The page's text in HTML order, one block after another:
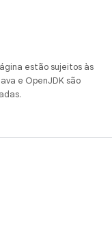
estão sujeitos às
e OpenJDK são